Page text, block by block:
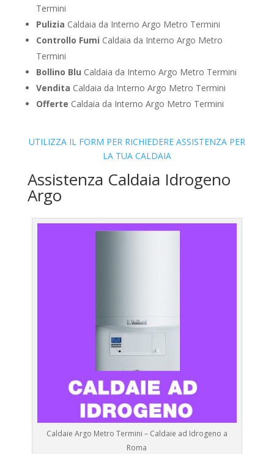
Termini
Pulizia Caldaia da Interno Argo Metro Termini
Controllo Fumi Caldaia da Interno Argo Metro
Termini
Bollino Blu Caldaia da Interno Argo Metro Termini
Vendita Caldaia da Interno Argo Metro Termini
Offerte Caldaia da Interno Argo Metro Termini
UTILIZZA IL FORM PER RICHIEDERE ASSISTENZA PER
LA TUA CALDAIA
Assistenza Caldaia Idrogeno
Argo
Caldaie Argo Metro Termini – Caldaie ad Idrogeno a
Roma